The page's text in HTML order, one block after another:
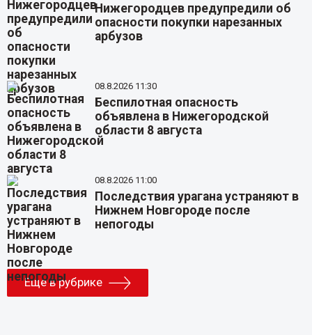
Нижегородцев предупредили об
опасности покупки нарезанных
арбузов
08.8.2026 11:30
Беспилотная опасность
объявлена в Нижегородской
области 8 августа
08.8.2026 11:00
Последствия урагана устраняют в
Нижнем Новгороде после
непогоды
Еще в рубрике